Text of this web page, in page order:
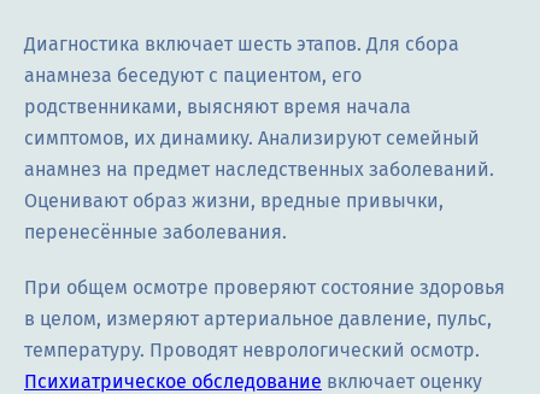
Диагностика включает шесть этапов. Для сбора
анамнеза беседуют с пациентом, его
родственниками, выясняют время начала
симптомов, их динамику. Анализируют семейный
анамнез на предмет наследственных заболеваний.
Оценивают образ жизни, вредные привычки,
перенесённые заболевания.
При общем осмотре проверяют состояние здоровья
в целом, измеряют артериальное давление, пульс,
температуру. Проводят неврологический осмотр.
Психиатрическое обследование включает оценку